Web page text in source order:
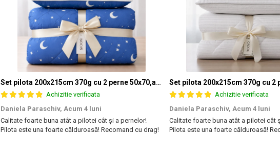
Set pilota 200x215cm 370g cu 2 perne 50x70,albastru- PLT36
Achizitie verificata
Daniela Paraschiv, Acum 4 luni
Calitate foarte buna atât a pilotei cât și a pernelor!
Pilota este una foarte călduroasă! Recomand cu drag!
Achizitie verificata
Daniela Paraschiv, Acum 4 luni
Calitate foarte buna atât a pilotei cât
Pilota este una foarte călduroasă!